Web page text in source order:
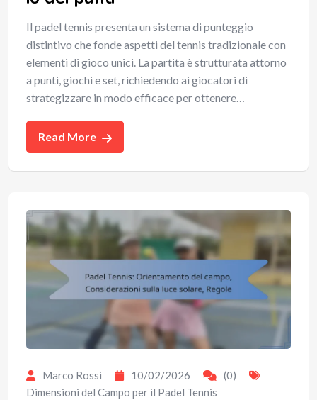
Il padel tennis presenta un sistema di punteggio
distintivo che fonde aspetti del tennis tradizionale con
elementi di gioco unici. La partita è strutturata attorno
a punti, giochi e set, richiedendo ai giocatori di
strategizzare in modo efficace per ottenere…
Read More
Marco Rossi 10/02/2026
(0)
Dimensioni del Campo per il Padel Tennis